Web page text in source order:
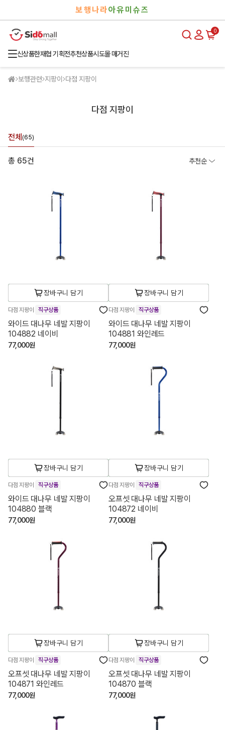
보행나라아유미슈즈
0
신상품한재협 기획전추천상품시도몰 매거진
보행관련 지팡이 다점 지팡이
다점 지팡이
전체 (65)
총 65건 추천순
장바구니 담기
다점 지팡이 직구상품
와이드 대나무 네발 지팡이
104882 네이비
77,000원
장바구니 담기
다점 지팡이 직구상품
와이드 대나무 네발 지팡이
104881 와인레드
77,000원
장바구니 담기
다점 지팡이 직구상품
와이드 대나무 네발 지팡이
104880 블랙
77,000원
장바구니 담기
다점 지팡이 직구상품
오프셋 대나무 네발 지팡이
104872 네이비
77,000원
장바구니 담기
다점 지팡이 직구상품
오프셋 대나무 네발 지팡이
104871 와인레드
77,000원
장바구니 담기
다점 지팡이 직구상품
오프셋 대나무 네발 지팡이
104870 블랙
77,000원